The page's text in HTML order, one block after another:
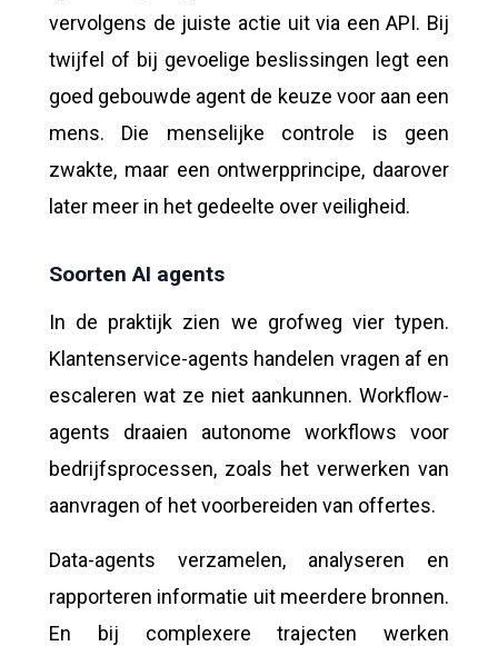
vervolgens de juiste actie uit via een API. Bij
twijfel of bij gevoelige beslissingen legt een
goed gebouwde agent de keuze voor aan een
mens. Die menselijke controle is geen
zwakte, maar een ontwerpprincipe, daarover
later meer in het gedeelte over veiligheid.
Soorten AI agents
In de praktijk zien we grofweg vier typen.
Klantenservice-agents handelen vragen af en
escaleren wat ze niet aankunnen. Workflow-
agents draaien autonome workflows voor
bedrijfsprocessen, zoals het verwerken van
aanvragen of het voorbereiden van offertes.
Data-agents verzamelen, analyseren en
rapporteren informatie uit meerdere bronnen.
En bij complexere trajecten werken